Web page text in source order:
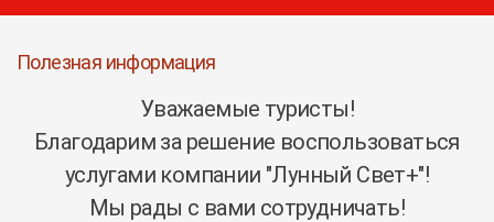
Полезная информация
Уважаемые туристы!
Благодарим за решение воспользоваться
услугами компании "Лунный Свет+"!
Мы рады с вами сотрудничать!